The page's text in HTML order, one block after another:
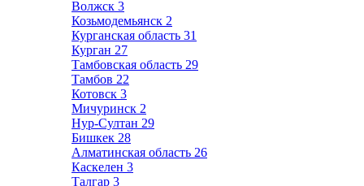
Волжск 3
Козьмодемьянск 2
Курганская область 31
Курган 27
Тамбовская область 29
Тамбов 22
Котовск 3
Мичуринск 2
Нур-Султан 29
Бишкек 28
Алматинская область 26
Каскелен 3
Талгар 3